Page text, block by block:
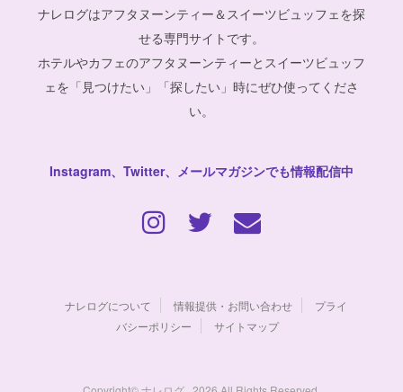
ナレログはアフタヌーンティー＆スイーツビュッフェを探
せる専門サイトです。
ホテルやカフェのアフタヌーンティーとスイーツビュッフ
ェを「見つけたい」「探したい」時にぜひ使ってくださ
い。
Instagram、Twitter、メールマガジンでも情報配信中
ナレログについて 情報提供・お問い合わせ
プライ
バシーポリシー
サイトマップ